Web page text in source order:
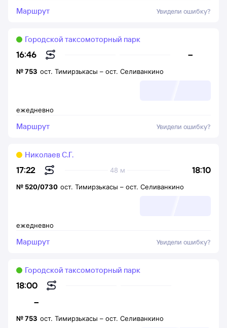
Маршрут Увидели ошибку?
16:46 –
Городской таксомоторный парк
ежедневно
№753 ост. Тимирзькасы – ост. Селиванкино
Маршрут Увидели ошибку?
17:22 18:10
48 м
Николаев С.Г.
ежедневно
№ 520/0730 ост. Тимирзькасы – ост. Селиванкино
Маршрут Увидели ошибку?
18:00
–
Городской таксомоторный парк
№753 ост. Тимирзькасы – ост. Селиванкино